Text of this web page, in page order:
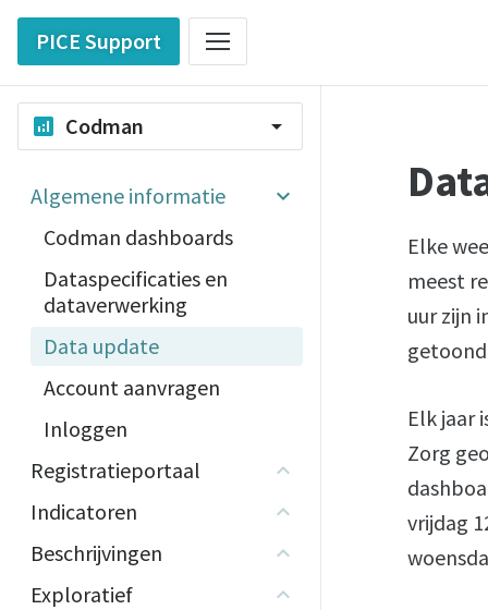
PICE Support
analytics Codman arrow_drop_down
Algemene informatie
Codman dashboards
Dataspecificaties en
dataverwerking
Data update
Account aanvragen
Inloggen
Registratieportaal
Indicatoren
Beschrijvingen
Exploratief
Elke
meest
uur zijn
Elk jaar
Zorg
vrijdag